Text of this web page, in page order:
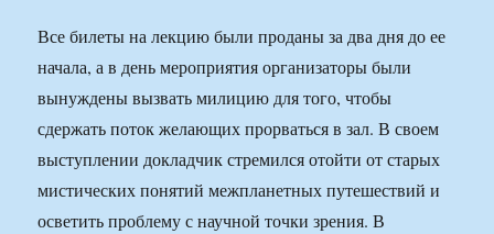
Все билеты на лекцию были проданы за два дня до ее
начала, а в день мероприятия организаторы были
вынуждены вызвать милицию для того, чтобы
сдержать поток желающих прорваться в зал. В своем
выступлении докладчик стремился отойти от старых
мистических понятий межпланетных путешествий и
осветить проблему с научной точки зрения. В